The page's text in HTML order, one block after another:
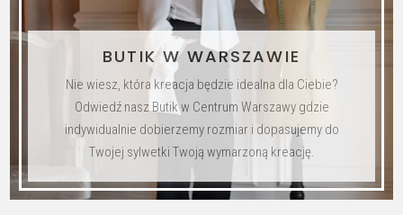
BUTIK W WARSZAWIE
Nie wiesz, która kreacja będzie idealna dla Ciebie?
Odwiedź nasz Butik w Centrum Warszawy gdzie
indywidualnie dobierzemy rozmiar i dopasujemy do
Twojej sylwetki Twoją wymarzoną kreację.